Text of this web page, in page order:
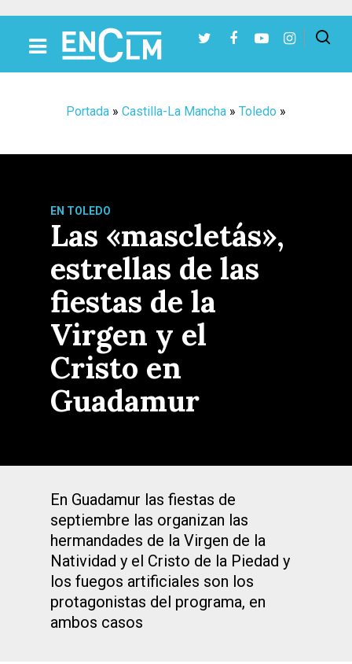
Portada » Castilla-La Mancha » Toledo »
EN TOLEDO
Las «mascletás»,
estrellas de las
fiestas de la
Virgen y el
Cristo en
Guadamur
En Guadamur las fiestas de
septiembre las organizan las
hermandades de la Virgen de la
Natividad y el Cristo de la Piedad y
los fuegos artificiales son los
protagonistas del programa, en
ambos casos